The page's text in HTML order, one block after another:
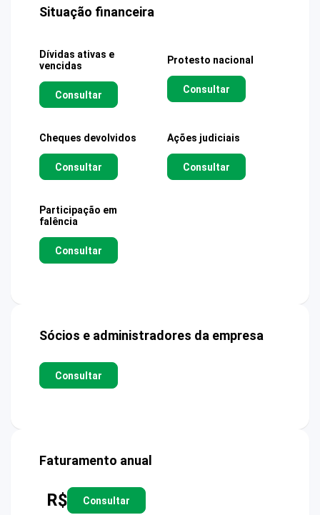
Situação financeira
Dívidas ativas e
vencidas
Consultar
Protesto nacional
Consultar
Cheques devolvidos
Consultar
Ações judiciais
Consultar
Participação em
falência
Consultar
Sócios e administradores da empresa
Consultar
Faturamento anual
R$ Consultar